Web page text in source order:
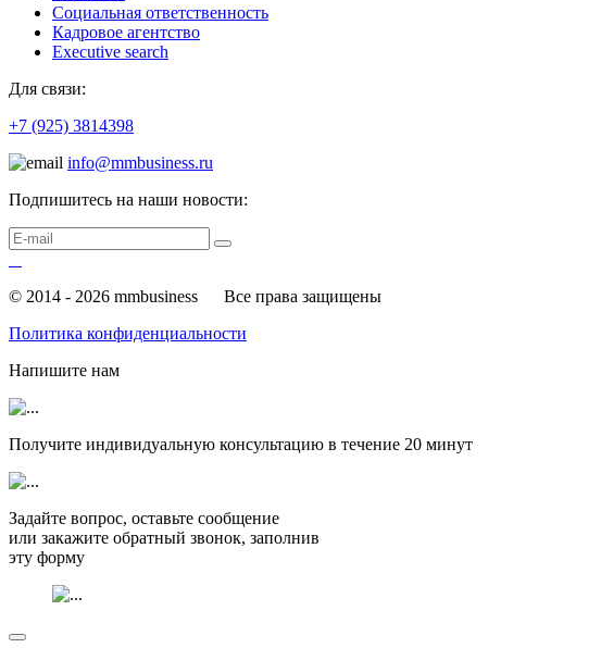
Социальная ответственность
Кадровое агентство
Еxecutive search
Для связи:
+7 (925) 3814398
info@mmbusiness.ru
Подпишитесь на наши новости:
© 2014 - 2026 mmbusiness Все права защищены
Политика конфиденциальности
Напишите нам
Получите индивидуальную консультацию в течение 20 минут
Задайте вопрос, оставьте сообщение
или закажите обратный звонок, заполнив
эту форму